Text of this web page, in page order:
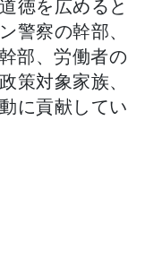
徳を広めると
警察の幹部、
部、労働者の
策対象家族、
に貢献してい